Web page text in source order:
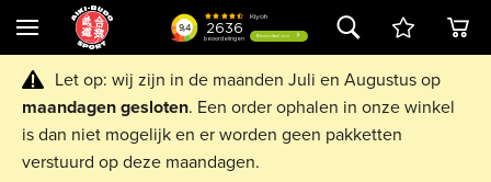
Let op: wij zijn in de maanden Juli en Augustus op
maandagengesloten. Een order ophalen in onze winkel
is dan niet mogelijk en er worden geen pakketten
verstuurd op deze maandagen.